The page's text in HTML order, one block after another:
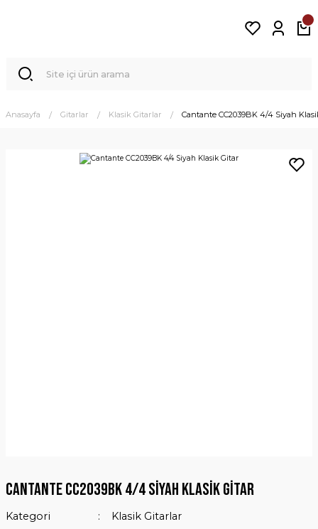
Anasayfa Gitarlar Klasik Gitarlar Cantante CC2039BK 4/4 Siyah
Cantante CC2039BK 4/4 Siyah Klasik Gitar
Kategori
Klasik Gitarlar